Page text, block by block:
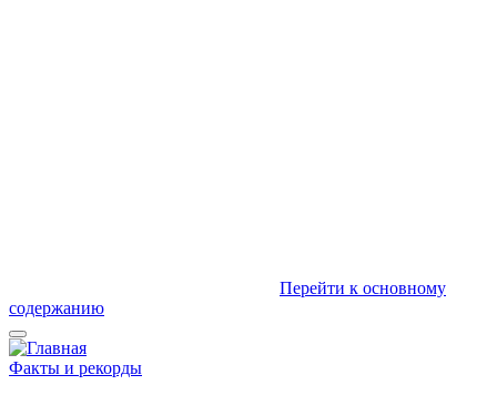
Перейти к основному
содержанию
Факты и рекорды